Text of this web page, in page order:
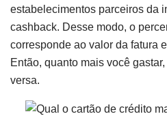
estabelecimentos parceiros da
cashback. Desse modo, o
corresponde ao valor da fatura
Então, quanto mais você
versa.